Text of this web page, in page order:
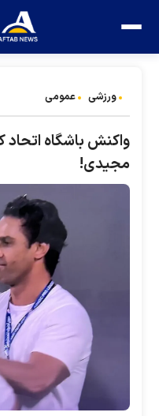
ورزشی عمومی
واکنش باشگاه اتحاد
مجیدی!